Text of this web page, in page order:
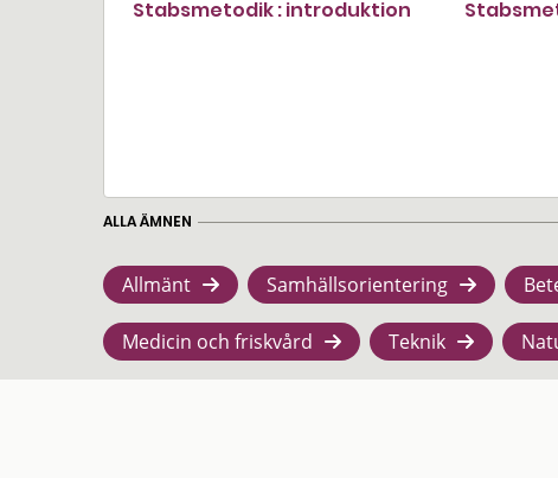
Stabsmetodik : introduktion
ALLA ÄMNEN
Allmänt Samhällsorientering
Medicin och friskvård Teknik